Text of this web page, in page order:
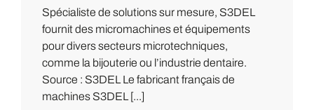
Spécialiste de solutions sur mesure, S3DEL
fournit des micromachines et équipements
pour divers secteurs microtechniques,
comme la bijouterie ou l’industrie dentaire.
Source : S3DEL Le fabricant français de
machines S3DEL [...]